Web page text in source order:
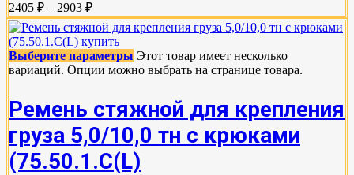
2405 ₽ – 2903 ₽
Выберите параметры Этот товар имеет несколько
вариаций. Опции можно выбрать на странице товара.
Ремень стяжной для крепления
груза 5,0/10,0 тн с крюками
(75.50.1.C(L)